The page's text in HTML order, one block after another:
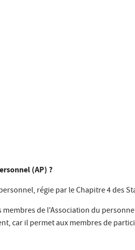
(AP) ?
régie par le Chapitre 4 des
de l'Association du
car il permet aux membres de